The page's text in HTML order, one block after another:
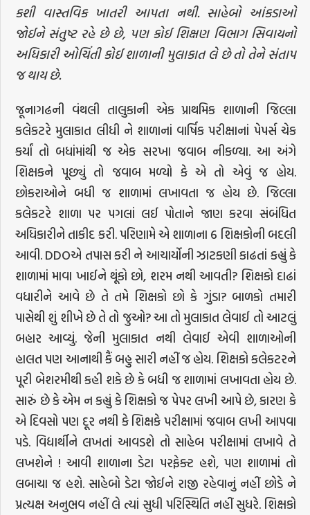
કશી વાસ્તવિક ખાતરી આપતા નથી. સાહેબો આંકડાઓ
જોઈને સંતુષ્ટ રહે છે છે, પણ કોઈ શિક્ષણ વિભાગ સિવાયનો
અધિકારી ઓચિંતી કોઈ શાળાની મુલાકાત લે છે તો તેને સંતાપ
જ થાય છે.
જૂનાગઢની વંથલી તાલુકાની એક પ્રાથમિક શાળાની જિલ્લા
કલેકટરે મુલાકાત લીધી ને શાળાનાં વાર્ષિક પરીક્ષાનાં પેપર્સ ચેક
કર્યાં તો બધાંમાંથી જ એક સરખા જવાબ નીકળ્યા. આ અંગે
શિક્ષકને પૂછ્યું તો જવાબ મળ્યો કે એ તો એવું જ હોય.
છોકરાઓને બધી જ શાળામાં લખાવતા જ હોય છે. જિલ્લા
કલેકટરે શાળા પર પગલાં લઈ પોતાને જાણ કરવા સંબંધિત
અધિકારીને તાકીદ કરી. પરિણામે એ શાળાના 6 શિક્ષકોની બદલી
આવી. DDOએ તપાસ કરી ને આચાર્યોની ઝાટકણી કાઢતાં કહ્યું કે
શાળામાં માવા ખાઈને થૂંકો છો, શરમ નથી આવતી? શિક્ષકો દાઢાં
વધારીને આવે છે તે તમે શિક્ષકો છો કે ગુંડા? બાળકો તમારી
પાસેથી શું શીખે છે તે તો જુઓ? આ તો મુલાકાત લેવાઈ તો આટલું
બહાર આવ્યું. જેની મુલાકાત નથી લેવાઈ એવી શાળાઓની
હાલત પણ આનાથી કૈં બહુ સારી નહીં જ હોય. શિક્ષકો કલેકટરને
પૂરી બેશરમીથી કહી શકે છે કે બધી જ શાળામાં લખાવતા હોય છે.
સારું છે કે એમ ન કહ્યું કે શિક્ષકો જ પેપર લખી આપે છે, કારણ કે
એ દિવસો પણ દૂર નથી કે શિક્ષકે પરીક્ષામાં જવાબ લખી આપવા
પડે. વિદ્યાર્થીને લખતાં આવડશે તો સાહેબ પરીક્ષામાં લખાવે તે
લખશેને ! આવી શાળાના ડેટા પરફેક્ટ હશે, પણ શાળામાં તો
લબાચા જ હશે. સાહેબો ડેટા જોઈને રાજી રહેવાનું નહીં છોડે ને
પ્રત્યક્ષ અનુભવ નહીં લે ત્યાં સુધી પરિસ્થિતિ નહીં સુધરે. શિક્ષકો